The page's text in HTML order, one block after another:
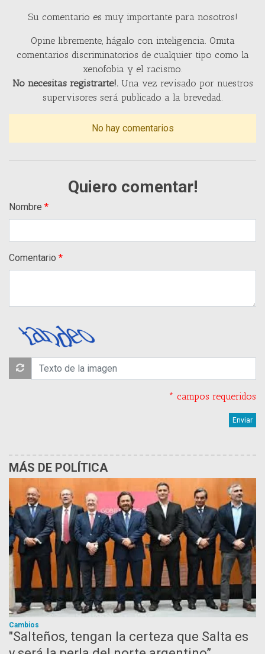
Su comentario es muy importante para nosotros!
Opine libremente, hágalo con inteligencia. Omita
comentarios discriminatorios de cualquier tipo como la
xenofobia y el racismo.
No necesitas registrarte!.Una vez revisado por nuestros
supervisores será publicado a la brevedad.
No hay comentarios
Quiero comentar!
Nombre
Comentario
* campos requeridos
MÁS DE POLÍTICA
Cambios
"Salteños, tengan la certeza que Salta es